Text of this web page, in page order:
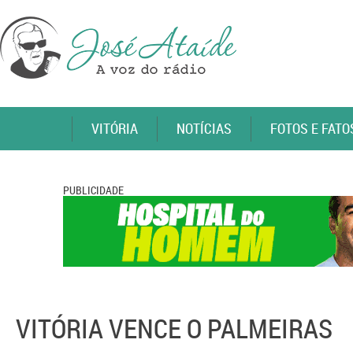
VITÓRIA NOTÍCIAS FOTOS E
PUBLICIDADE
VITÓRIA VENCE O PALMEIRAS